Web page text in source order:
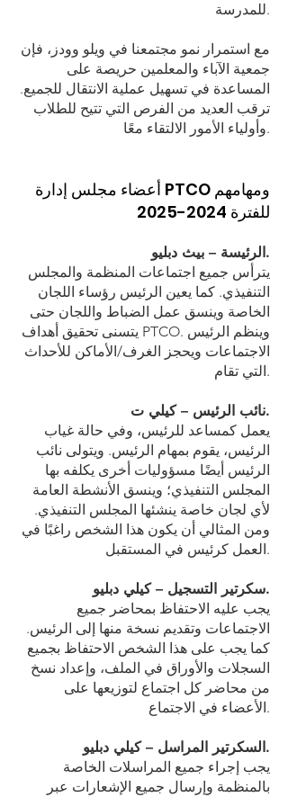
للمدرسة.
مع استمرار نمو مجتمعنا في ويلو وودز، فإن
جمعية الآباء والمعلمين حريصة على
المساعدة في تسهيل عملية الانتقال للجميع.
ترقب العديد من الفرص التي تتيح للطلاب
وأولياء الأمور الالتقاء معًا.
أعضاء مجلس إدارة PTCO ومهامهم
للفترة 2024-2025
الرئيسة – بيث دبليو.
يترأس جميع اجتماعات المنظمة والمجلس
التنفيذي. كما يعين الرئيس رؤساء اللجان
الخاصة وينسق عمل الضباط واللجان حتى
يتسنى تحقيق أهداف PTCO. وينظم الرئيس
الاجتماعات ويحجز الغرف/الأماكن للأحداث
التي تقام.
نائب الرئيس – كيلي ت.
يعمل كمساعد للرئيس، وفي حالة غياب
الرئيس، يقوم بمهام الرئيس. ويتولى نائب
الرئيس أيضًا مسؤوليات أخرى يكلفه بها
المجلس التنفيذي؛ وينسق الأنشطة العامة
لأي لجان خاصة ينشئها المجلس التنفيذي.
ومن المثالي أن يكون هذا الشخص راغبًا في
العمل كرئيس في المستقبل.
سكرتير التسجيل – كيلي دبليو.
يجب عليه الاحتفاظ بمحاضر جميع
الاجتماعات وتقديم نسخة منها إلى الرئيس.
كما يجب على هذا الشخص الاحتفاظ بجميع
السجلات والأوراق في الملف، وإعداد نسخ
من محاضر كل اجتماع لتوزيعها على
الأعضاء في الاجتماع.
السكرتير المراسل – كيلي دبليو.
يجب إجراء جميع المراسلات الخاصة
بالمنظمة وإرسال جميع الإشعارات عبر